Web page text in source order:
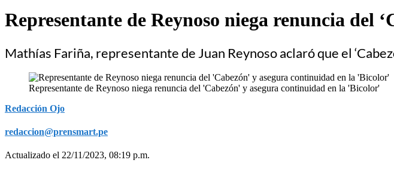
Representante de Reynoso niega renuncia del
Mathías Fariña, representante de Juan Reynoso aclaró que el
Representante de Reynoso niega renuncia del 'Cabezón' y asegura continuidad en la 'Bicolor'
Redacción Ojo
redaccion@prensmart.pe
Actualizado el 22/11/2023, 08:19 p.m.